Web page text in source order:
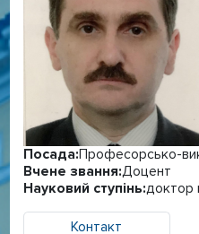
Посада:Професорсько-
Вчене звання:Доцент
Науковий ступінь:доктор
Контакт